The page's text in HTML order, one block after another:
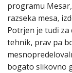
programu
razseka mesa,
Potrjen je tudi
tehnik, prav pa
bogato slikovno